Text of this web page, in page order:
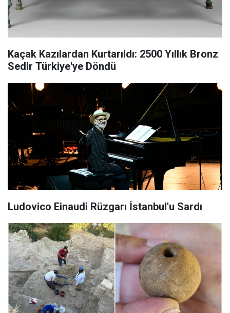
Kaçak Kazılardan Kurtarıldı: 2500 Yıllık Bronz
Sedir Türkiye'ye Döndü
Ludovico Einaudi Rüzgarı İstanbul'u Sardı